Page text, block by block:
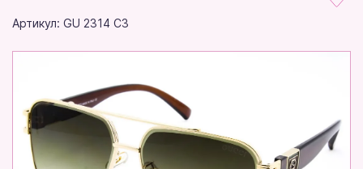
Артикул: GU 2314 C3